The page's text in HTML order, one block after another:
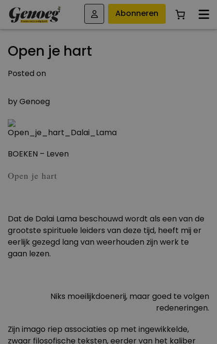
Abonneren
Open je hart
Posted on
byGenoeg
BOEKEN – Leven
Open je hart
Dat de Dalai Lama beschouwd wordt als een van de
grootste spirituele leiders van deze tijd, heeft mij er
eerlijk gezegd lang van weerhouden zijn werk te
gaan lezen.
Niks moeilijkdoenerij, maar goed te volgen
redeneringen.
Zijn imago riep associaties op met ingewikkelde,
zwaar filosofische teksten, eerder van het kaliber